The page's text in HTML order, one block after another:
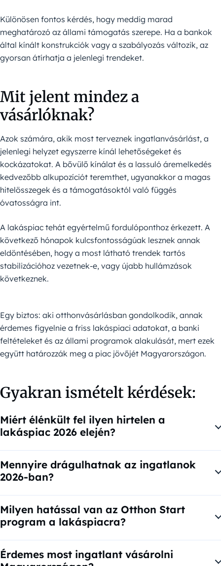
Különösen fontos kérdés, hogy meddig marad
meghatározó az állami támogatás szerepe. Ha a bankok
által kínált konstrukciók vagy a szabályozás változik, az
gyorsan átírhatja a jelenlegi trendeket.
Mit jelent mindez a
vásárlóknak?
Azok számára, akik most terveznek ingatlanvásárlást, a
jelenlegi helyzet egyszerre kínál lehetőségeket és
kockázatokat. A bővülő kínálat és a lassuló áremelkedés
kedvezőbb alkupozíciót teremthet, ugyanakkor a magas
hitelösszegek és a támogatásoktól való függés
óvatosságra int.
A lakáspiac tehát egyértelmű fordulóponthoz érkezett. A
következő hónapok kulcsfontosságúak lesznek annak
eldöntésében, hogy a most látható trendek tartós
stabilizációhoz vezetnek-e, vagy újabb hullámzások
következnek.
Egy biztos: aki otthonvásárlásban gondolkodik, annak
érdemes figyelnie a friss lakáspiaci adatokat, a banki
feltételeket és az állami programok alakulását, mert ezek
együtt határozzák meg a piac jövőjét Magyarországon.
Gyakran ismételt kérdések:
Miért élénkült fel ilyen hirtelen a
lakáspiac 2026 elején?
A lakáspiac élénkülésének több oka van: egyrészt a
korábban kiváró vásárlók visszatértek, másrészt az
államilag támogatott konstrukciók – különösen az Otthon
Mennyire drágulhatnak az ingatlanok
2026-ban?
A szakértők szerint az idei évben mérsékeltebb, átlagosan
körülbelül 10 százalékos áremelkedés várható. Ez jóval
visszafogottabb a korábbi, akár 30 százalékos
Milyen hatással van az Otthon Start
program a lakáspiacra?
Az Otthon Start program jelentősen felpörgette a
hitelfelvételt és a lakásvásárlási kedvet, mivel kedvező,
alacsony kamatozású hitelt kínál. Ugyanakkor a piac egyre
Érdemes most ingatlant vásárolni